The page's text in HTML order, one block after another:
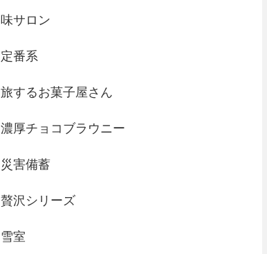
味サロン
定番系
旅するお菓子屋さん
濃厚チョコブラウニー
災害備蓄
贅沢シリーズ
雪室